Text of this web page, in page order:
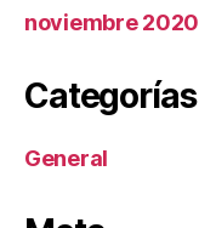
noviembre 2020
Categorías
General